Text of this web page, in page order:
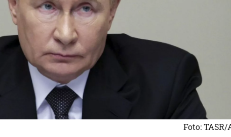
Foto: TASR/